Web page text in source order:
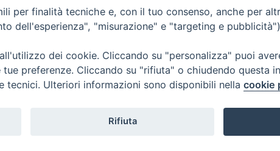
Privacy Policy Cookie Policy
Editrice
per finalità tecniche e, con il tuo consenso, anche per
dell'esperienza", "misurazione" e "targeting e
dei cookie. Cliccando su "personalizza" puoi
preferenze. Cliccando su "rifiuta" o chiudendo questa
tecnici. Ulteriori informazioni sono disponibili nella cookie
Rifiuta